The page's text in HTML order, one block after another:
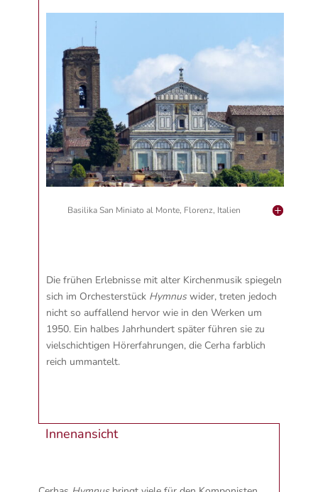
Basilika San Miniato al Monte, Florenz, Italien
Die frühen Erlebnisse mit alter Kirchenmusik spiegeln
sich im Orchesterstück Hymnuswider, treten jedoch
nicht so auffallend hervor wie in den Werken um
1950. Ein halbes Jahrhundert später führen sie zu
vielschichtigen Hörerfahrungen, die Cerha farblich
reich ummantelt.
Innenansicht